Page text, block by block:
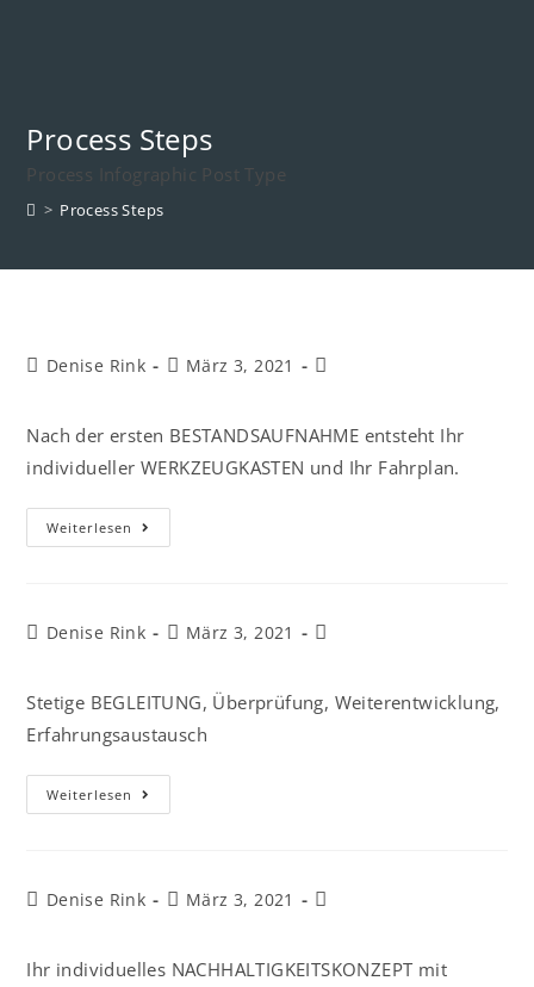
Process Steps
Process Infographic Post Type
> Process Steps
Denise Rink März 3, 2021
Nach der ersten BESTANDSAUFNAHME entsteht Ihr
individueller WERKZEUGKASTEN und Ihr Fahrplan.
Weiterlesen
Denise Rink März 3, 2021
Stetige BEGLEITUNG, Überprüfung, Weiterentwicklung,
Erfahrungsaustausch
Weiterlesen
Denise Rink März 3, 2021
Ihr individuelles NACHHALTIGKEITSKONZEPT mit